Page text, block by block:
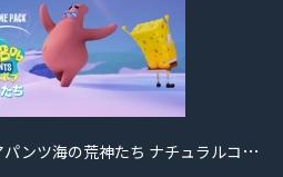
ス
ポンジ・ボブ・スクエアパンツ海の荒神たち ナチュラルコスチュームパック